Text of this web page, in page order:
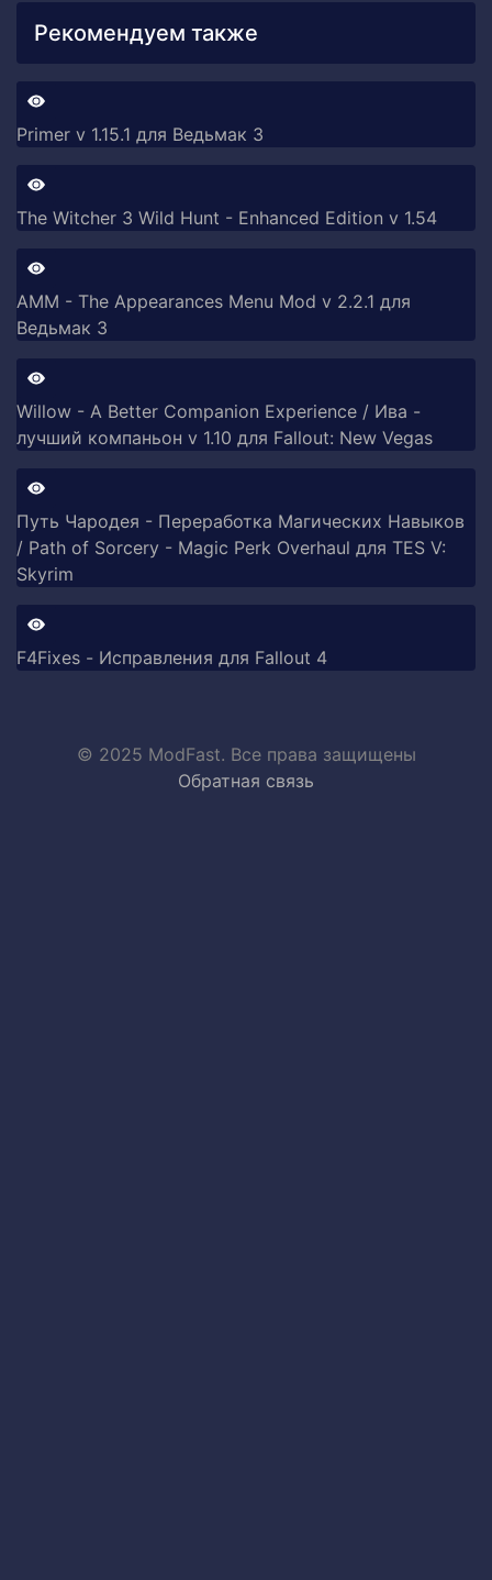
Рекомендуем также
Primer v 1.15.1 для Ведьмак 3
The Witcher 3 Wild Hunt - Enhanced Edition v 1.54
AMM - The Appearances Menu Mod v 2.2.1 для
Ведьмак 3
Willow - A Better Companion Experience / Ива -
лучший компаньон v 1.10 для Fallout: New Vegas
Путь Чародея - Переработка Магических Навыков
/ Path of Sorcery - Magic Perk Overhaul для TES V:
Skyrim
F4Fixes - Исправления для Fallout 4
© 2025 ModFast. Все права защищены
Обратная связь